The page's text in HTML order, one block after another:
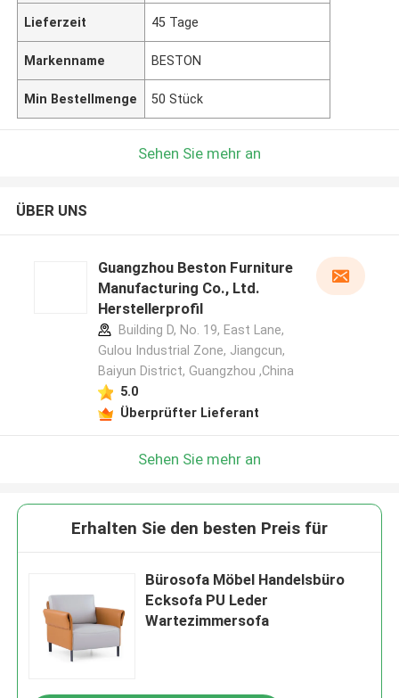
Lieferzeit 45 Tage
Markenname BESTON
Min Bestellmenge 50 Stück
Sehen Sie mehr an
ÜBER UNS
Guangzhou Beston Furniture
Manufacturing Co., Ltd.
Herstellerprofil
Building D, No. 19, East Lane,
Gulou Industrial Zone, Jiangcun,
Baiyun District, Guangzhou ,China
5.0
Überprüfter Lieferant
Sehen Sie mehr an
Erhalten Sie den besten Preis für
Bürosofa Möbel Handelsbüro
Ecksofa PU Leder
Wartezimmersofa